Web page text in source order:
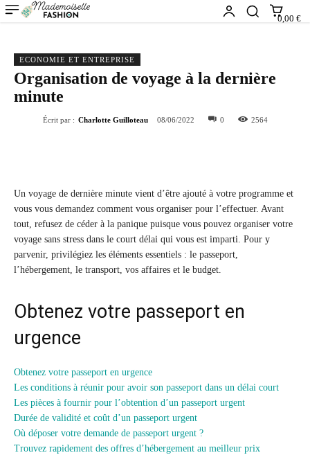
0,00 €
ECONOMIE ET ENTREPRISE
Organisation de voyage à la dernière
minute
Écrit par : Charlotte Guilloteau 08/06/2022 0 2564
Un voyage de dernière minute vient d’être ajouté à votre programme et
vous vous demandez comment vous organiser pour l’effectuer. Avant
tout, refusez de céder à la panique puisque vous pouvez organiser votre
voyage sans stress dans le court délai qui vous est imparti. Pour y
parvenir, privilégiez les éléments essentiels : le passeport,
l’hébergement, le transport, vos affaires et le budget.
Obtenez votre passeport en
urgence
Obtenez votre passeport en urgence
Les conditions à réunir pour avoir son passeport dans un délai court
Les pièces à fournir pour l’obtention d’un passeport urgent
Durée de validité et coût d’un passeport urgent
Où déposer votre demande de passeport urgent ?
Trouvez rapidement des offres d’hébergement au meilleur prix